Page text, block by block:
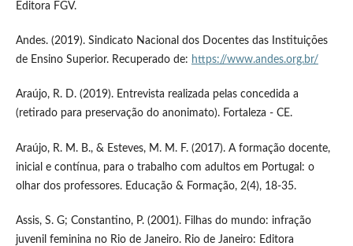
Editora FGV.
Andes. (2019). Sindicato Nacional dos Docentes das Instituições
de Ensino Superior. Recuperado de: https://www.andes.org.br/
Araújo, R. D. (2019). Entrevista realizada pelas concedida a
(retirado para preservação do anonimato). Fortaleza - CE.
Araújo, R. M. B., & Esteves, M. M. F. (2017). A formação docente,
inicial e contínua, para o trabalho com adultos em Portugal: o
olhar dos professores. Educação & Formação, 2(4), 18-35.
Assis, S. G; Constantino, P. (2001). Filhas do mundo: infração
juvenil feminina no Rio de Janeiro. Rio de Janeiro: Editora